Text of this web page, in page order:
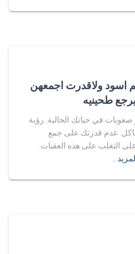
ولاقدرت اجمعهن
طحينيه
في حياتك الحالية. رؤية
عدم قدرتك على جمع
التغلب على هذه العقبات.